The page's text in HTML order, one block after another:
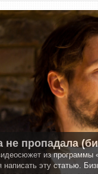
не пропадала
из программы
эту статью.